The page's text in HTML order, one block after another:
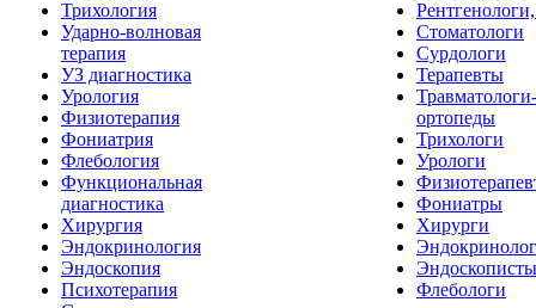
Трихология
Ударно-волновая
терапия
УЗ диагностика
Урология
Физиотерапия
Фониатрия
Флебология
Функциональная
диагностика
Хирургия
Эндокринология
Эндоскопия
Психотерапия
Стоматологи
Сурдологи
Терапевты
Травматологи-
ортопеды
Трихологи
Урологи
Фониатры
Хирурги
Эндоскописты
Флебологи